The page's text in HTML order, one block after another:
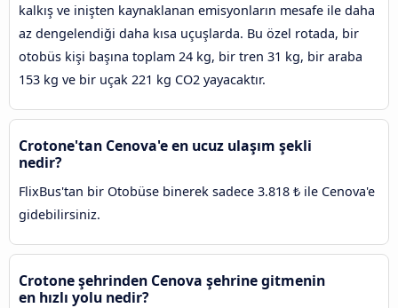
kalkış ve inişten kaynaklanan emisyonların mesafe ile daha
az dengelendiği daha kısa uçuşlarda. Bu özel rotada, bir
otobüs kişi başına toplam 24 kg, bir tren 31 kg, bir araba
153 kg ve bir uçak 221 kg CO2 yayacaktır.
Crotone'tan Cenova'e en ucuz ulaşım şekli
nedir?
FlixBus'tan bir Otobüse binerek sadece 3.818 ₺ ile Cenova'e
gidebilirsiniz.
Crotone şehrinden Cenova şehrine gitmenin
en hızlı yolu nedir?